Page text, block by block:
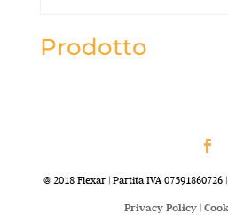
Prodotto
@ 2018 Flexar | Partita IVA
Privacy Policy |